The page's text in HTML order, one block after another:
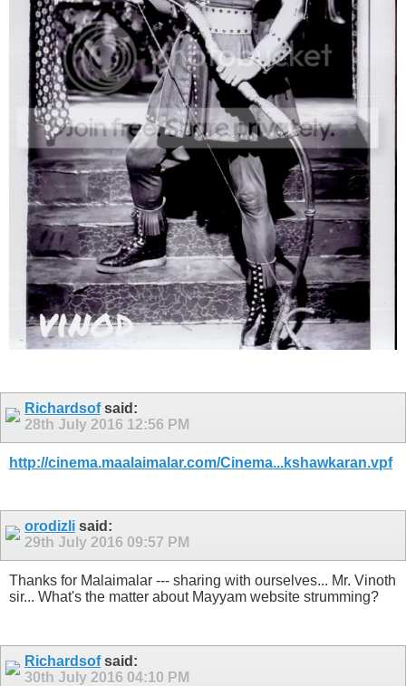
Richardsofsaid:
28th July 2016 12:56 PM
http://cinema.maalaimalar.com/Cinema...kshawkaran.vpf
orodizli said:
29th July 2016 09:57 PM
Thanks for Malaimalar --- sharing with ourselves... Mr. Vinoth
sir... What's the matter about Mayyam website strumming?
Richardsofsaid:
30th July 2016 04:10 PM